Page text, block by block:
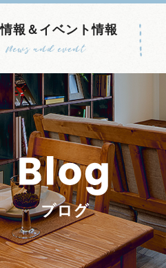
報＆イベント情報
News and event